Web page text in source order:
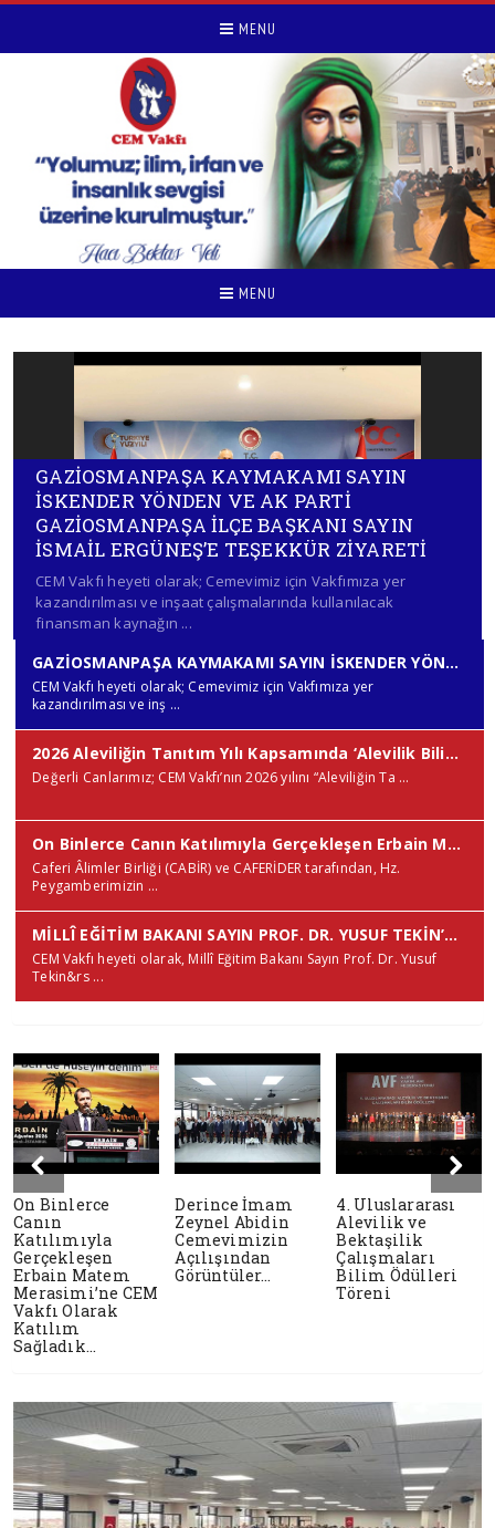
MENU
MENU
GAZİOSMANPAŞA KAYMAKAMI SAYIN
İSKENDER YÖNDEN VE AK PARTİ
GAZİOSMANPAŞA İLÇE BAŞKANI SAYIN
İSMAİL ERGÜNEŞ’E TEŞEKKÜR ZİYARETİ
CEM Vakfı heyeti olarak; Cemevimiz için Vakfımıza yer
kazandırılması ve inşaat çalışmalarında kullanılacak
finansman kaynağın ...
GAZİOSMANPAŞA KAYMAKAMI SAYIN İSKENDER YÖNDEN VE AK PARTİ GAZİOSMANPAŞA İLÇE BAŞKANI SAYIN İSMAİL ERGÜNEŞ’E TEŞEKKÜR ZİYARETİ
CEM Vakfı heyeti olarak; Cemevimiz için Vakfımıza yer
kazandırılması ve inş ...
2026 Aleviliğin Tanıtım Yılı Kapsamında ‘Alevilik Bilinmelidir’ Çalışmamız Hakkında Bilgilendirme ve Teşekkür
Değerli Canlarımız; CEM Vakfı’nın 2026 yılını “Aleviliğin Ta ...
On Binlerce Canın Katılımıyla Gerçekleşen Erbain Matem Merasimi’ne CEM Vakfı Olarak Katılım Sağladık
Caferi Âlimler Birliği (CABİR) ve CAFERİDER tarafından, Hz.
Peygamberimizin ...
MİLLÎ EĞİTİM BAKANI SAYIN PROF. DR. YUSUF TEKİN’E ZİYARET
CEM Vakfı heyeti olarak, Millî Eğitim Bakanı Sayın Prof. Dr. Yusuf
Tekin&rs ...
On Binlerce
Canın
Katılımıyla
Gerçekleşen
Erbain Matem
Merasimi’ne CEM
Vakfı Olarak
Katılım
Sağladık...
Derince İmam
Zeynel Abidin
Cemevimizin
Açılışından
Görüntüler…
4. Uluslararası
Alevilik ve
Bektaşilik
Çalışmaları
Bilim Ödülleri
Töreni